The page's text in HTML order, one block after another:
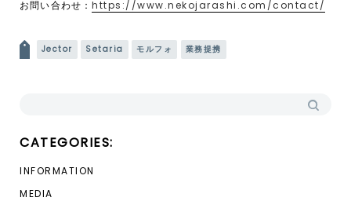
お問い合わせ：https://www.nekojarashi.com/contact/
投稿ナビゲーション
Jector Setaria モルフォ 業務提携
CATEGORIES:
INFORMATION
MEDIA